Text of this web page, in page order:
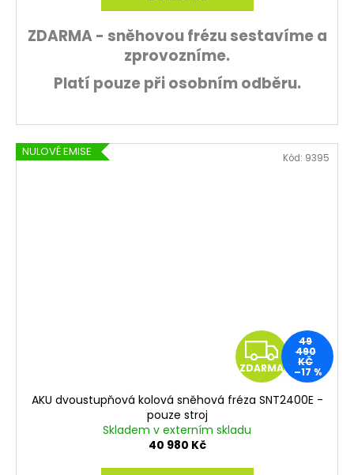
A
ZDARMA - sněhovou frézu sestavíme a
zprovozníme.
Platí pouze při osobním odběru.
NULOVÉ EMISE
Z
D
ZDARMA
49
490
KČ
–17 %
AKU dvoustupňová kolová sněhová fréza SNT2400E -
pouze stroj
Skladem v externím skladu
40 980 Kč
Kód: 9395